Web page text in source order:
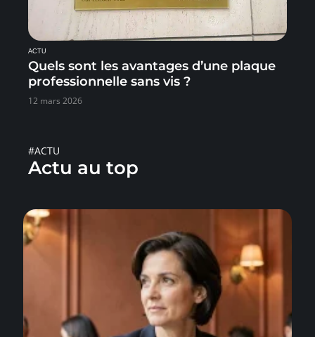
ACTU
Quels sont les avantages d’une plaque
professionnelle sans vis ?
12 mars 2026
#ACTU
Actu au top